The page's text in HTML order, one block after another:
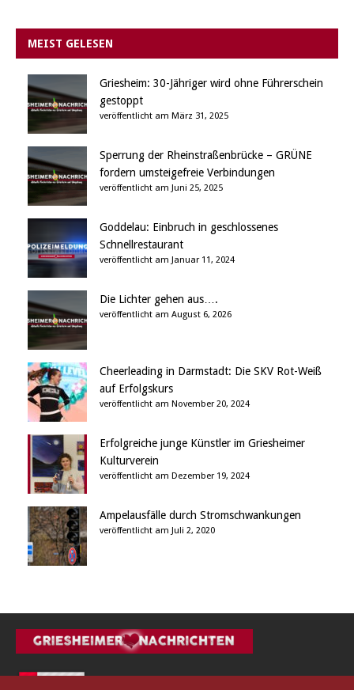
MEIST GELESEN
Griesheim: 30-Jähriger wird ohne Führerschein
gestoppt
veröffentlicht am März 31, 2025
Sperrung der Rheinstraßenbrücke – GRÜNE
fordern umsteigefreie Verbindungen
veröffentlicht am Juni 25, 2025
Goddelau: Einbruch in geschlossenes
Schnellrestaurant
veröffentlicht am Januar 11, 2024
Die Lichter gehen aus….
veröffentlicht am August 6, 2026
Cheerleading in Darmstadt: Die SKV Rot-Weiß
auf Erfolgskurs
veröffentlicht am November 20, 2024
Erfolgreiche junge Künstler im Griesheimer
Kulturverein
veröffentlicht am Dezember 19, 2024
Ampelausfälle durch Stromschwankungen
veröffentlicht am Juli 2, 2020